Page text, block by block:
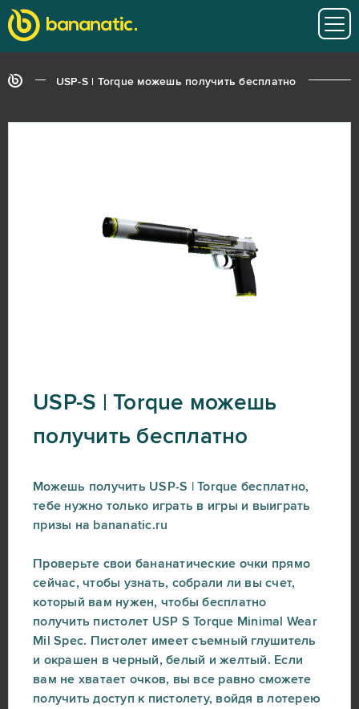
USP-S | Torque можешь получить бесплатно
USP-S | Torque можешь
получить бесплатно
Можешь получить USP-S | Torque бесплатно,
тебе нужно только играть в игры и выиграть
призы на bananatic.ru
Проверьте свои бананатические очки прямо
сейчас, чтобы узнать, собрали ли вы счет,
который вам нужен, чтобы бесплатно
получить пистолет USP S Torque Minimal Wear
Mil Spec. Пистолет имеет съемный глушитель
и окрашен в черный, белый и желтый. Если
вам не хватает очков, вы все равно сможете
получить доступ к пистолету, войдя в лотерею